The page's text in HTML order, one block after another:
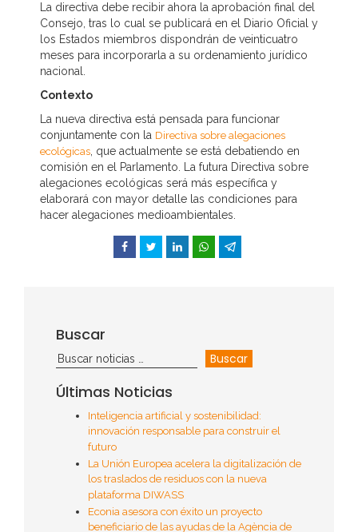
La directiva debe recibir ahora la aprobación final del
Consejo, tras lo cual se publicará en el Diario Oficial y
los Estados miembros dispondrán de veinticuatro
meses para incorporarla a su ordenamiento jurídico
nacional.
Contexto
La nueva directiva está pensada para funcionar
conjuntamente con la Directiva sobre alegaciones
ecológicas , que actualmente se está debatiendo en
comisión en el Parlamento. La futura Directiva sobre
alegaciones ecológicas será más específica y
elaborará con mayor detalle las condiciones para
hacer alegaciones medioambientales.
Facebook
Twitter LinkedInWhatsApp
Buscar
Últimas Noticias
Inteligencia artificial y sostenibilidad:
innovación responsable para construir el
futuro
La Unión Europea acelera la digitalización de
los traslados de residuos con la nueva
plataforma DIWASS
Econia asesora con éxito un proyecto
beneficiario de las ayudas de la Agència de